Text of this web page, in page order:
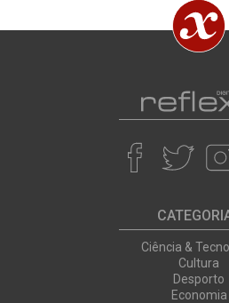
Ciência &
Cultura
Desporto
Economia